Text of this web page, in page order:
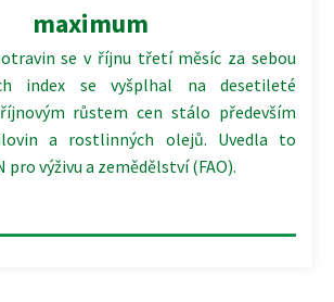
maximum
se v říjnu třetí měsíc za sebou
index se vyšplhal na desetileté
růstem cen stálo především
a rostlinných olejů. Uvedla to
pro výživu a zemědělství (FAO).